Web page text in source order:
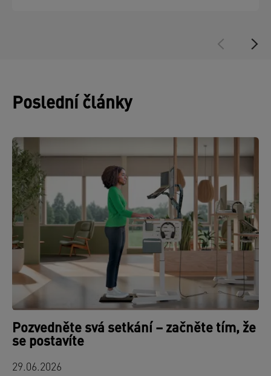
Poslední články
Pozvedněte svá setkání – začněte tím, že
se postavíte
29.06.2026